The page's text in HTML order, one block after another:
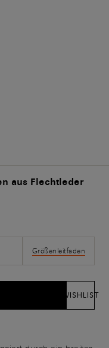
aus Flechtleder
Größenleitfaden
WISHLIST